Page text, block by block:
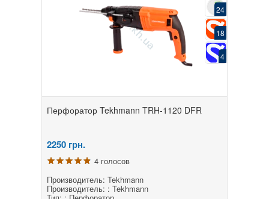
24
18
4
Перфоратор Tekhmann TRH-1120 DFR
2250 грн.
4 голосов
Производитель: Tekhmann
Производитель: : Tekhmann